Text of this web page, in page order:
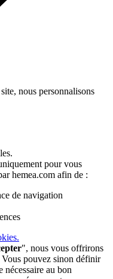
nous personnalisons
pour vous
hemea.com afin de :
de navigation
", nous vous offrirons
pouvez sinon définir
nécessaire au bon